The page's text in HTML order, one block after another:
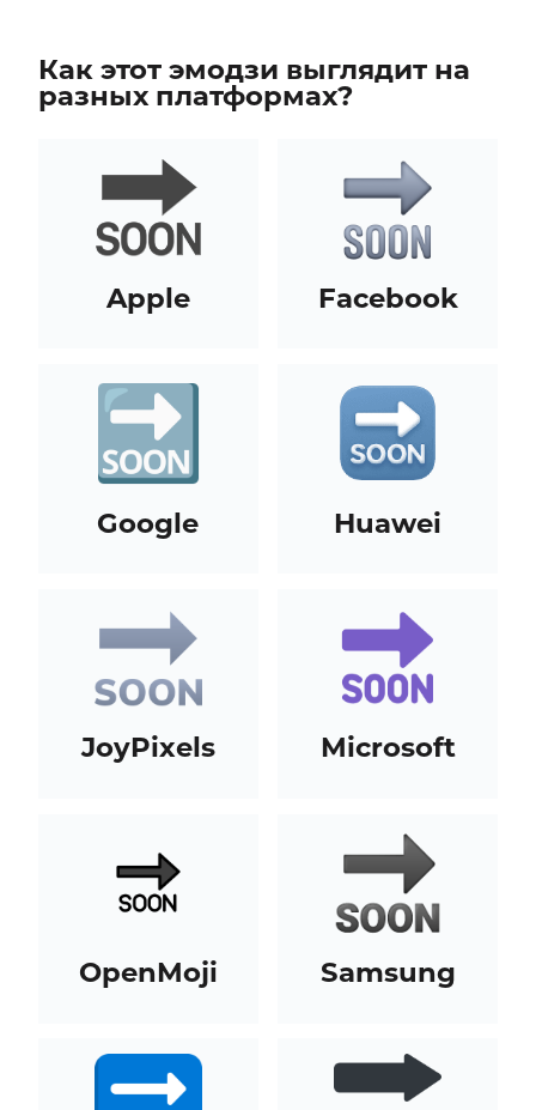
Как этот эмодзи выглядит на
разных платформах?
Apple Facebook
Google Huawei
JoyPixels Microsoft
OpenMoji Samsung